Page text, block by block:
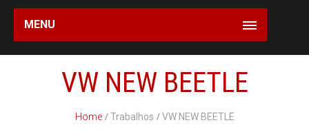
MENU
VW NEW BEETLE
Home Trabalhos VW NEW BEETLE